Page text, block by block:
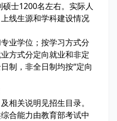
士1200名左右。实际人
线生源和学科建设情况
业学位；按学习方式分
方式分定向就业和非定
制，非全日制均按“定向
相关说明见招生目录。
合能力由教育部考试中